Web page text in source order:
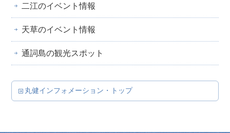
二江のイベント情報
天草のイベント情報
通詞島の観光スポット
丸健インフォメーション・トップ